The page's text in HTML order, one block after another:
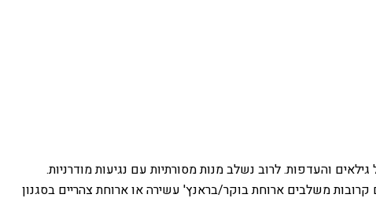
והעדפות. לרוב נשלב מנות מסורתיות עם נגיעות מודרניות.
קרובות משלבים ארוחת בוקר/בראנץ' עשירה או ארוחת צהריים בסגנון